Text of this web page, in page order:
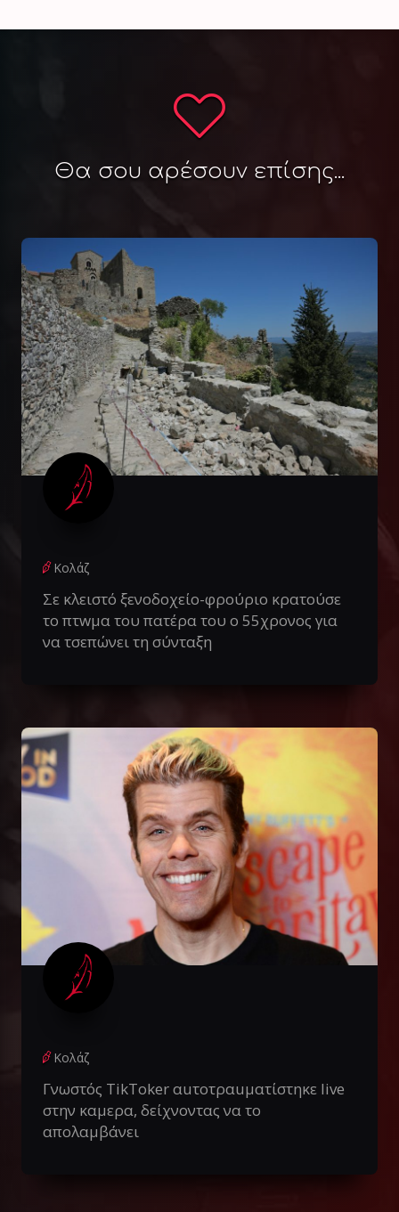
Θα σου αρέσουν επίσης...
Κολάζ
Σε κλειστό ξενοδοχείο-φρούριο κρατούσε
το πτwμα του πατέρα του ο 55χρονος για
να τσεπώνει τη σύνταξη
Κολάζ
Γνωστός TikToker αuτοτραuματίστηκε live
στην καμερα, δείχνοντας να το
απολαμβάνει